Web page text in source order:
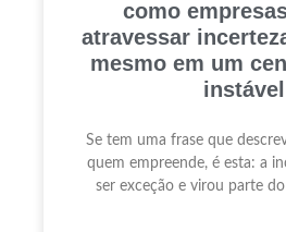
como
atravessar
mesmo em um
instável
Se tem uma frase que
quem empreende, é esta: a
ser exceção e virou parte